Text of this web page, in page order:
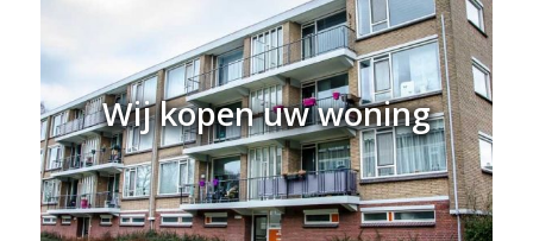
Wij kopen uw woning